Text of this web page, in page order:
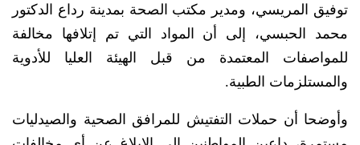
توفيق المريسي، ومدير مكتب الصحة بمدينة رداع الدكتور
محمد الحبسي، إلى أن المواد التي تم إتلافها مخالفة
للمواصفات المعتمدة من قبل الهيئة العليا للأدوية
والمستلزمات الطبية.
وأوضحا أن حملات التفتيش للمرافق الصحية والصيدليات